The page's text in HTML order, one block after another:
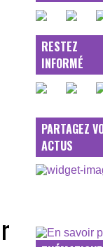
RESTEZ
INFORMÉ
PARTAGEZ
ACTUS